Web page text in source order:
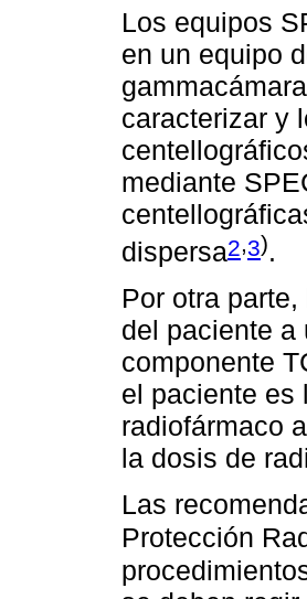
Los equipos
en un equipo
caracterizar y
mediante
dispersa2,3)⁠.
Por otra
del paciente a
componente
el paciente es
radiofármaco
la dosis de
Las
Protección